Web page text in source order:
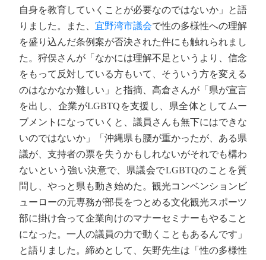
自身を教育していくことが必要なのではないか」と語
りました。また、 宜野湾市議会で性の多様性への理解
を盛り込んだ条例案が否決された件にも触れられまし
た。狩俣さんが「なかには理解不足というより、信念
をもって反対している方もいて、そういう方を変える
のはなかなか難しい」と指摘、高倉さんが「県が宣言
を出し、企業がLGBTQを支援し、県全体としてムー
ブメントになっていくと、議員さんも無下にはできな
いのではないか」「沖縄県も腰が重かったが、ある県
議が、支持者の票を失うかもしれないがそれでも構わ
ないという強い決意で、県議会でLGBTQのことを質
問し、やっと県も動き始めた。観光コンベンションビ
ューローの元専務が部長をつとめる文化観光スポーツ
部に掛け合って企業向けのマナーセミナーもやること
になった。一人の議員の力で動くこともあるんです」
と語りました。締めとして、矢野先生は「性の多様性